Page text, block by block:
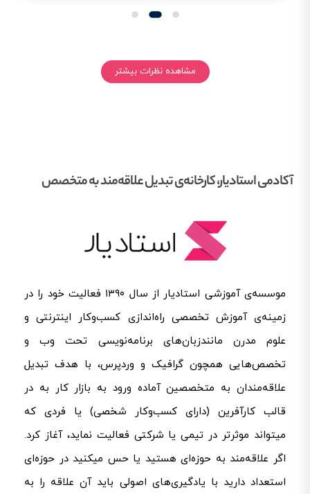
مشاهده نظرات بیشتر
آکادمی استادیار، کارخانه‌ی تبدیل علاقه‌مند به متخصص
موسسه‌ی آموزشی استادیار از سال ۱۳۹۰ فعالیت خود را در
زمینه‌ی آموزش تخصصی راه‌اندازی کسب‌و‌کار اینترنتی و
علوم مدرن مانندزبان‌های برنامه‌نویسی تحت وب و
تخصص‌هایی همچون گرافیک و وردپرس، با هدف تبدیل
علاقه‌مندان به متخصصین آماده ورود به بازار کار به در
قالب کارآفرین (دارای کسب‌وکار شخصی) یا فردی که
میتواند موثرتر در تیمی یا شرکتی فعالیت نماید، آغاز کرد.
اگر علاقه‌مند به حوزه‌ای هستید یا حس میکنید در حوزه‌ای
استعداد دارید با یادگیری‌های اصولی باید آن علاقه را به